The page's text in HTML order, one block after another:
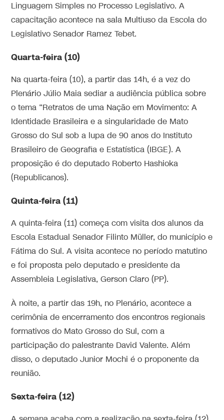
Linguagem Simples no Processo Legislativo. A
capacitação acontece na sala Multiuso da Escola do
Legislativo Senador Ramez Tebet.
Quarta-feira (10)
Na quarta-feira (10), a partir das 14h, é a vez do
Plenário Júlio Maia sediar a audiência pública sobre
o tema “Retratos de uma Nação em Movimento: A
Identidade Brasileira e a singularidade de Mato
Grosso do Sul sob a lupa de 90 anos do Instituto
Brasileiro de Geografia e Estatística (IBGE). A
proposição é do deputado Roberto Hashioka
(Republicanos).
Quinta-feira (11)
A quinta-feira (11) começa com visita dos alunos da
Escola Estadual Senador Filinto Müller, do município e
Fátima do Sul. A visita acontece no período matutino
e foi proposta pelo deputado e presidente da
Assembleia Legislativa, Gerson Claro (PP).
À noite, a partir das 19h, no Plenário, acontece a
cerimônia de encerramento dos encontros regionais
formativos do Mato Grosso do Sul, com a
participação do palestrante David Valente. Além
disso, o deputado Junior Mochi é o proponente da
reunião.
Sexta-feira (12)